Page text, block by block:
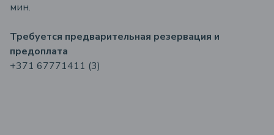
мин.
Требуется предварительная резервация и
предоплата
+371 67771411 (3)